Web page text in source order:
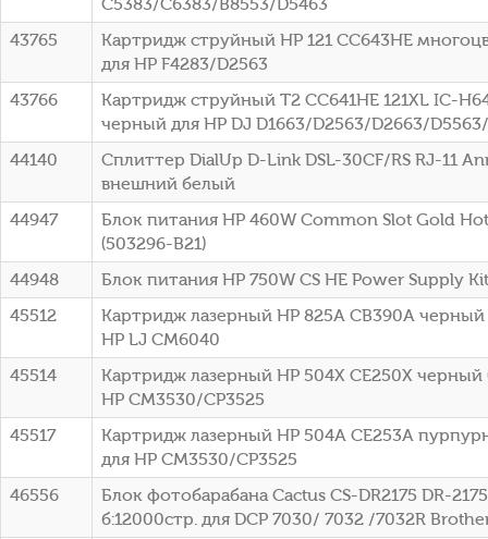
43765
Картридж струйный HP 121 CC643HE
для HP F4283/D2563
43766
Картридж струйный T2 CC641HE 121XL IC-
черный для HP DJ D1663/D2563/D2663/
44140
Сплиттер DialUp D-Link DSL-30CF/RS RJ-11
внешний белый
44947
Блок питания HP 460W Common Slot Gold
(503296-B21)
44948
Блок питания HP 750W CS HE Power Supply
45512
Картридж лазерный HP 825A CB390A черный
HP LJ CM6040
45514
Картридж лазерный HP 504X CE250X черный
HP CM3530/CP3525
45517
Картридж лазерный HP 504A CE253A
для HP CM3530/CP3525
46556
Блок фотобарабана Cactus CS-DR2175 DR-
б:12000стр. для DCP 7030/ 7032 /7032R